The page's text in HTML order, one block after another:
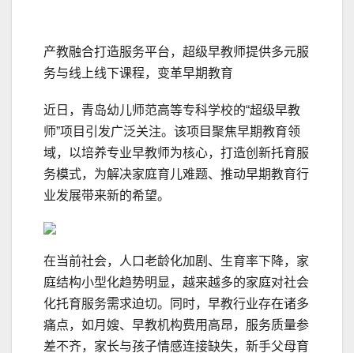
产教融合打造服务平台，超级早教师提供多元服
务与线上线下课程，变革早期教育
近日，青岛幼儿师范高等专科学校的“超级早教
师”项目引发广泛关注。该项目聚焦早期教育领
域，以培养专业早教师为核心，打造创新托育服
务模式，为解决家庭育儿难题、推动早期教育行
业发展带来新的希望。
在当前社会，人口老龄化加剧、生育率下降，家
庭结构小型化趋势明显，越来越多的家庭对社会
化托育服务需求迫切。同时，早教行业存在诸多
痛点，如月嫂、早教机构费用高昂，服务质量参
差不齐，家长与孩子情感连接缺失，新手父母育